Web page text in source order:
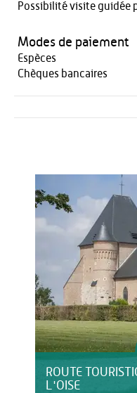
Possibilité visite guidée
Modes de paiement
Espèces
Chèques bancaires
ROUTE
L'OISE